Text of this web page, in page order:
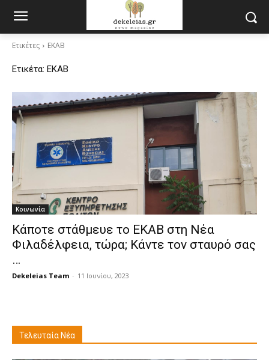
Ετικέτες ΕΚΑΒ
Ετικέτα: ΕΚΑΒ
Κοινωνία
Κάποτε στάθμευε το ΕΚΑΒ στη Νέα
Φιλαδέλφεια, τώρα; Κάντε τον σταυρό σας
…
Dekeleias Team - 11 Ιουνίου, 2023
Τελευταία Νέα